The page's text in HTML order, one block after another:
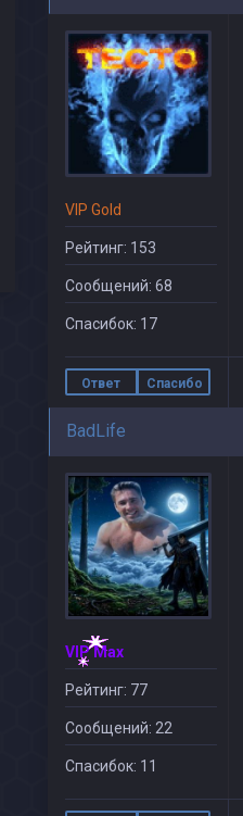
VIP Gold
Рейтинг: 153
Сообщений: 68
Спасибок: 17
Ответ Спасибо
BadLife
VIP Max
Рейтинг: 77
Сообщений: 22
Спасибок: 11